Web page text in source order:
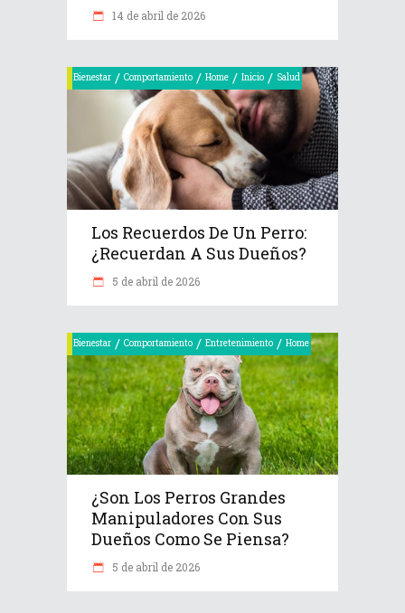
14 de abril de 2026
Bienestar / Comportamiento / Home / Inicio / Salud
Los Recuerdos De Un Perro:
¿recuerdan A Sus Dueños?
5 de abril de 2026
Bienestar / Comportamiento / Entretenimiento / Home
¿Son Los Perros Grandes
Manipuladores Con Sus
Dueños Como Se Piensa?
5 de abril de 2026